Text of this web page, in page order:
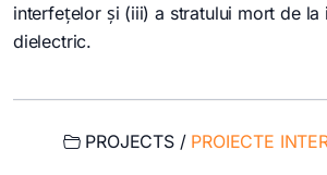
interfețelor și (iii) a stratului mort de la
dielectric.
PROJECTS / PROIECTE